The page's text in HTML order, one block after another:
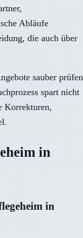
Abläufe
die auch über
sauber prüfen
spart nicht
Korrekturen,
in
in